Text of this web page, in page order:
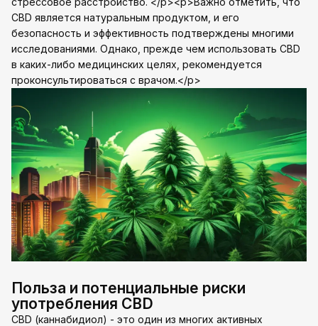
CBD является натуральным продуктом, и его
безопасность и эффективность подтверждены многими
исследованиями. Однако, прежде чем использовать CBD
в каких-либо медицинских целях, рекомендуется
проконсультироваться с врачом.</p>
Польза и потенциальные риски
употребления CBD
CBD (каннабидиол) - это один из многих активных